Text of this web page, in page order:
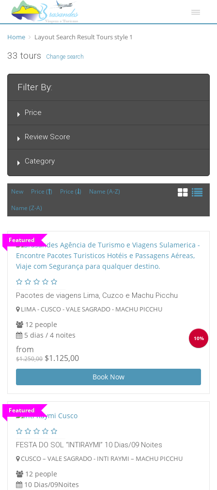
Home Layout Search Result Tours style 1
33 tours Change search
Filter By:
Price
Review Score
Category
New Price ( ) Price ( )
Name (A-Z)
Name (Z-A)
Featured
Pacotes de viagens Lima, Cuzco e Machu Picchu
LIMA - CUSCO - VALE SAGRADO - MACHU PICCHU
12 people
5 dias / 4 noites
from
$1.250,00 $1.125,00
Book Now
10%
Featured
FESTA DO SOL “INTIRAYMI” 10 Dias/09 Noites
CUSCO – VALE SAGRADO - INTI RAYMI – MACHU PICCHU
12 people
10 Dias/09Noites